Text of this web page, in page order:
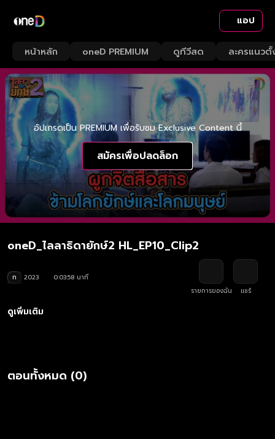
แอป
หน้าหลัก oneD PREMIUM ดูทีวีสด ละครแนวตั้
อัปเกรดเป็น PREMIUM เพื่อรับชม Exclusive Content นี้
สมัครเพื่อปลดล็อก
oneD_ไลลาธิดายักษ์2 HL_EP10_Clip2
ท 2023
0:03:58 นาที
รายการของฉัน
แชร์
ดูเพิ่มเติม
ตอนทั้งหมด (0)